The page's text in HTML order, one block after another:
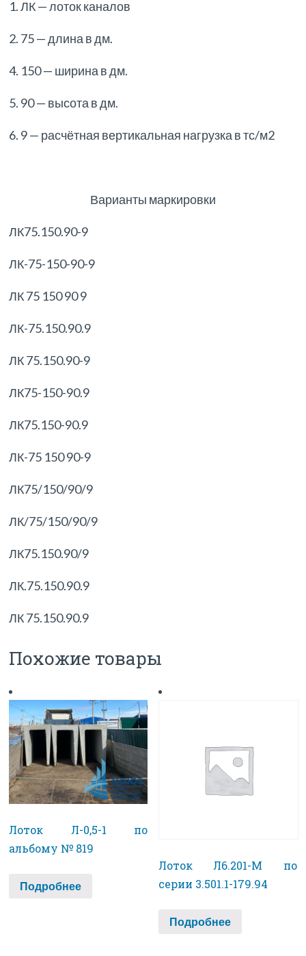
1. ЛК — лоток каналов
2. 75 — длина в дм.
4. 150 — ширина в дм.
5. 90 — высота в дм.
6. 9 — расчётная вертикальная нагрузка в тс/м2
Варианты маркировки
ЛК75.150.90-9
ЛК-75-150-90-9
ЛК 75 150 90 9
ЛК-75.150.90.9
ЛК 75.150.90-9
ЛК75-150-90.9
ЛК75.150-90.9
ЛК-75 150 90-9
ЛК75/150/90/9
ЛК/75/150/90/9
ЛК75.150.90/9
ЛК.75.150.90.9
ЛК 75.150.90.9
Похожие товары
Лоток Л-0,5-1 по
альбому № 819​
Подробнее
Лоток Л6.201-М по
серии 3.501.1-179.94
Подробнее